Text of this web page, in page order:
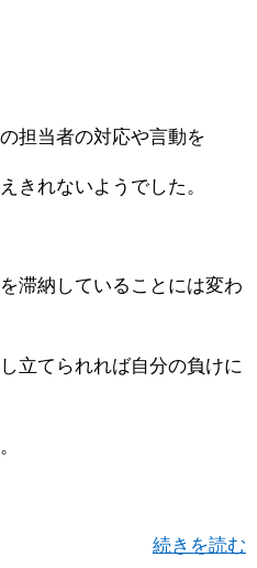
担当者の対応や言動を
きれないようでした。
滞納していることには変わ
立てられれば自分の負けに
続きを読む